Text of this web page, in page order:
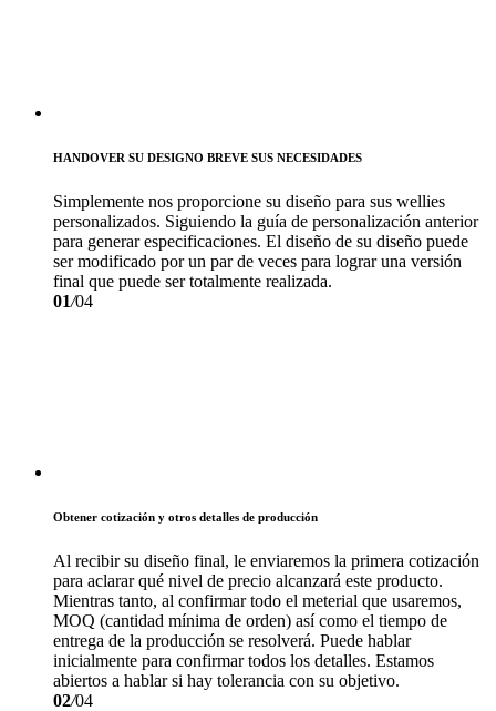
HANDOVER SU DESIGNO BREVE SUS NECESIDADES
Simplemente nos proporcione su diseño para sus wellies
personalizados. Siguiendo la guía de personalización anterior
para generar especificaciones. El diseño de su diseño puede
ser modificado por un par de veces para lograr una versión
final que puede ser totalmente realizada.
01/04
Obtener cotización y otros detalles de producción
Al recibir su diseño final, le enviaremos la primera cotización
para aclarar qué nivel de precio alcanzará este producto.
Mientras tanto, al confirmar todo el meterial que usaremos,
MOQ (cantidad mínima de orden) así como el tiempo de
entrega de la producción se resolverá. Puede hablar
inicialmente para confirmar todos los detalles. Estamos
abiertos a hablar si hay tolerancia con su objetivo.
02/04